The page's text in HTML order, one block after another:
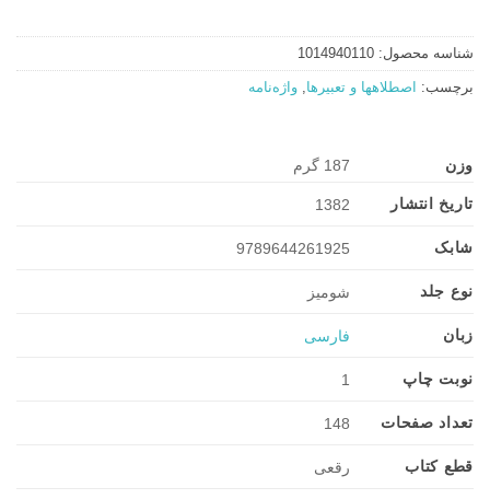
شناسه محصول: 1014940110
برچسب: اصطلاهها و تعبیرها واژه‌نامه
وزن 187 گرم
تاریخ انتشار 1382
شابک 9789644261925
نوع جلد شومیز
زبان فارسی
نوبت چاپ 1
تعداد صفحات 148
قطع کتاب رقعی